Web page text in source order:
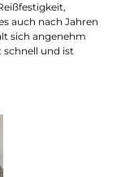
auch nach Jahren
sich angenehm
und ist